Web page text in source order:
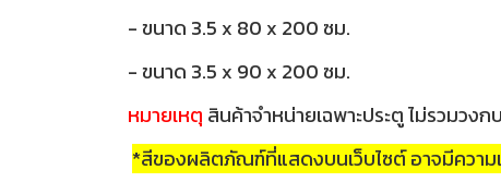
- ขนาด 3.5 x 80 x 200 ซม.
- ขนาด 3.5 x 90 x 200 ซม.
หมายเหตุ สินค้าจำหน่ายเฉพาะประตู ไม่รวมวง
*สีของผลิตภัณฑ์ที่แสดงบนเว็บไซต์ อาจมีควา